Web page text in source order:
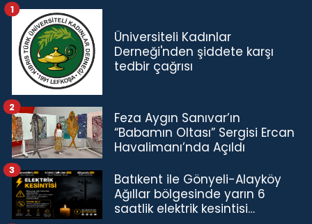
Üniversiteli Kadınlar
Derneği'nden şiddete karşı
tedbir çağrısı
1
Feza Aygın Sanıvar’ın
“Babamın Oltası” Sergisi Ercan
Havalimanı’nda Açıldı
2
Batıkent ile Gönyeli-Alayköy
Ağıllar bölgesinde yarın 6
saatlik elektrik kesintisi…
3